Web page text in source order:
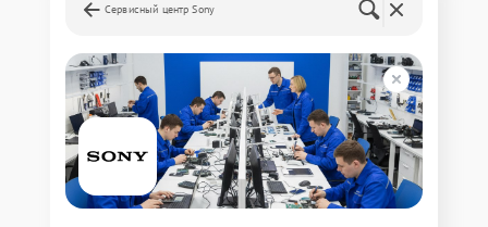
Сервисный центр Sony